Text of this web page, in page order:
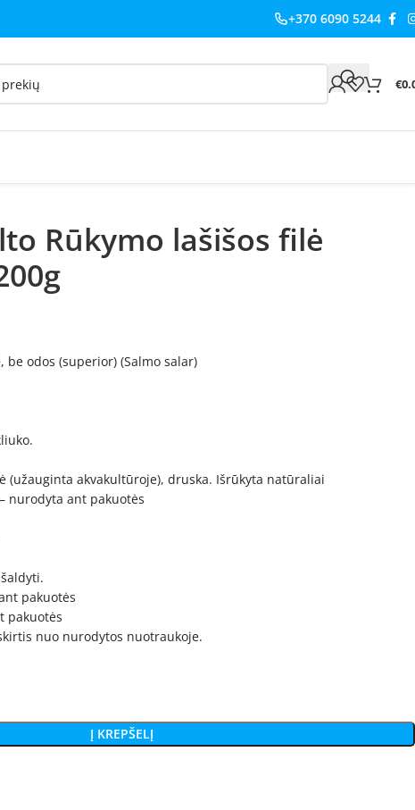
+370 6090 5244
€
Rūkymo lašišos filė
odos (superior) (Salmo salar)
(užauginta akvakultūroje), druska. Išrūkyta natūraliai
nurodyta ant pakuotės
pakuotės
pakuotės
nuo nurodytos nuotraukoje.
Į KREPŠELĮ